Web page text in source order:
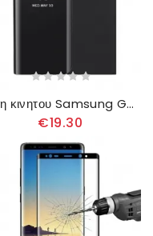
θηκη κινητου Samsung Galaxy Note 8 Καθρέφτης Και Δερμάτινο Εφέ
€19.30